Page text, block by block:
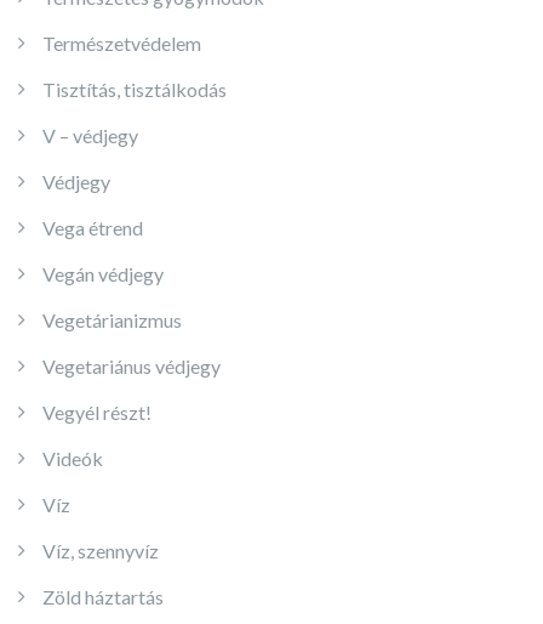
Természetvédelem
Tisztítás, tisztálkodás
V – védjegy
Védjegy
Vega étrend
Vegán védjegy
Vegetárianizmus
Vegetariánus védjegy
Vegyél részt!
Videók
Víz
Víz, szennyvíz
Zöld háztartás